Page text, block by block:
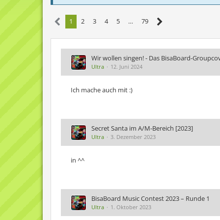
1 2 3 4 5 … 79
Wir wollen singen! - Das BisaBoard-
Ultra 12. Juni 2024
Ich mache auch mit :)
Secret Santa im A/M-Bereich [2023]
Ultra 3. Dezember 2023
in ^^
BisaBoard Music Contest 2023 – Runde 1
Ultra 1. Oktober 2023